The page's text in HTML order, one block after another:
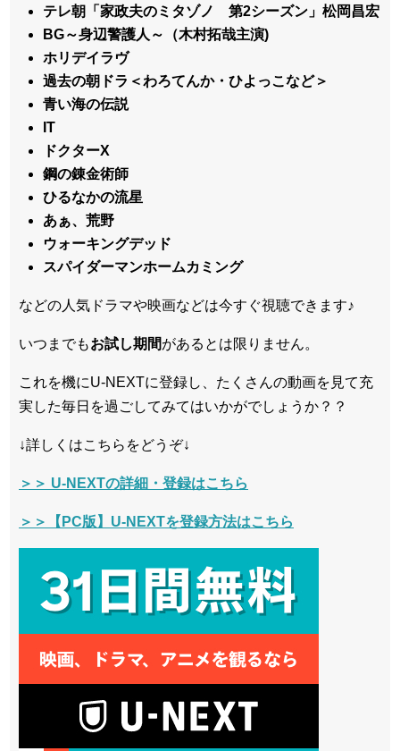
テレ朝「家政夫のミタゾノ 第2シーズン」松岡昌宏
BG～身辺警護人～（木村拓哉主演)
ホリデイラヴ
過去の朝ドラ＜わろてんか・ひよっこなど＞
青い海の伝説
IT
ドクターX
鋼の錬金術師
ひるなかの流星
あぁ、荒野
ウォーキングデッド
スパイダーマンホームカミング
などの人気ドラマや映画などは今すぐ視聴できます♪
いつまでもお試し期間があるとは限りません。
これを機にU-NEXTに登録し、たくさんの動画を見て充
実した毎日を過ごしてみてはいかがでしょうか？？
↓詳しくはこちらをどうぞ↓
＞＞ U-NEXTの詳細・登録はこちら
＞＞【PC版】U-NEXTを登録方法はこちら